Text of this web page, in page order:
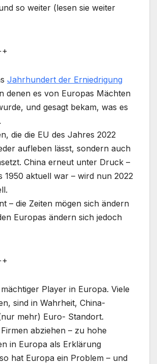
so weiter (lesen sie weiter
Jahrhundert der Erniedrigung
denen es von Europas Mächten
und gesagt bekam, was es
die die EU des Jahres 2022
aufleben lässt, sondern auch
China erneut unter Druck –
1950 aktuell war – wird nun 2022
– die Zeiten mögen sich ändern
Europas ändern sich jedoch
Player in Europa. Viele
sind in Wahrheit, China-
mehr) Euro- Standort.
abziehen – zu hohe
in Europa als Erklärung
hat Europa ein Problem – und